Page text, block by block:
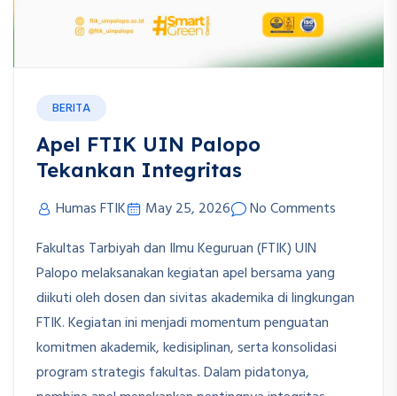
BERITA
Apel FTIK UIN Palopo
Tekankan Integritas
Humas FTIK May 25, 2026
No Comments
Fakultas Tarbiyah dan Ilmu Keguruan (FTIK) UIN
Palopo melaksanakan kegiatan apel bersama yang
diikuti oleh dosen dan sivitas akademika di lingkungan
FTIK. Kegiatan ini menjadi momentum penguatan
komitmen akademik, kedisiplinan, serta konsolidasi
program strategis fakultas. Dalam pidatonya,